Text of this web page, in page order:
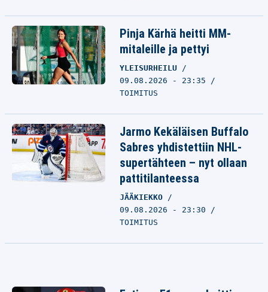
Pinja Kärhä heitti MM-
mitaleille ja pettyi
YLEISURHEILU
09.08.2026 - 23:35
TOIMITUS
Jarmo Kekäläisen Buffalo
Sabres yhdistettiin NHL-
supertähteen – nyt ollaan
pattitilanteessa
JÄÄKIEKKO
09.08.2026 - 23:30
TOIMITUS